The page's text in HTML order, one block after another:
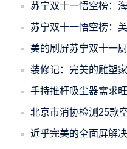
苏宁双十一悟空榜：
苏宁双十一悟空榜：
美的刷屏苏宁双十一
装修记：完美的雕塑
手持推杆吸尘器需求
北京市消协检测25款
近乎完美的全面屏解